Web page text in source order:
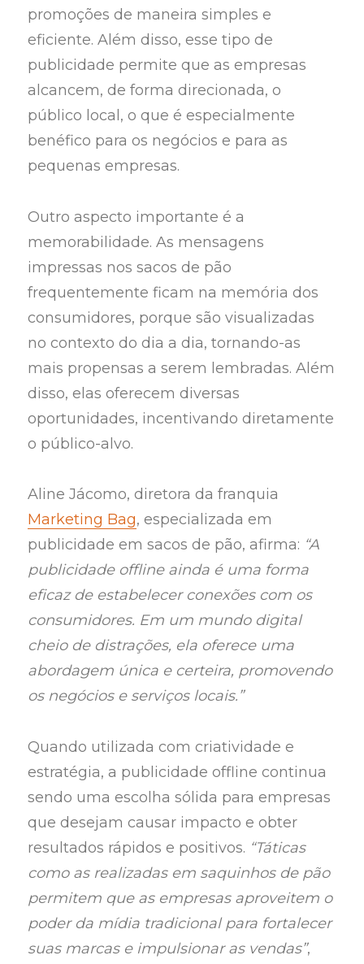
promoções de maneira simples e
eficiente. Além disso, esse tipo de
publicidade permite que as empresas
alcancem, de forma direcionada, o
público local, o que é especialmente
benéfico para os negócios e para as
pequenas empresas.
Outro aspecto importante é a
memorabilidade. As mensagens
impressas nos sacos de pão
frequentemente ficam na memória dos
consumidores, porque são visualizadas
no contexto do dia a dia, tornando-as
mais propensas a serem lembradas. Além
disso, elas oferecem diversas
oportunidades, incentivando diretamente
o público-alvo.
Aline Jácomo, diretora da franquia
Marketing Bag, especializada em
publicidade em sacos de pão, afirma: “A
publicidade offline ainda é uma forma
eficaz de estabelecer conexões com os
consumidores. Em um mundo digital
cheio de distrações, ela oferece uma
abordagem única e certeira, promovendo
os negócios e serviços locais.”
Quando utilizada com criatividade e
estratégia, a publicidade offline continua
sendo uma escolha sólida para empresas
que desejam causar impacto e obter
resultados rápidos e positivos. “Táticas
como as realizadas em saquinhos de pão
permitem que as empresas aproveitem o
poder da mídia tradicional para fortalecer
suas marcas e impulsionar as vendas”,